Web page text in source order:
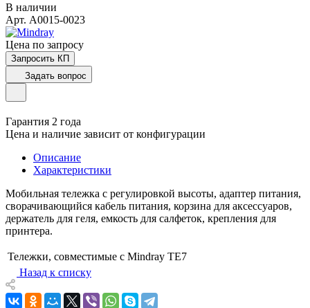
В наличии
Арт. A0015-0023
Цена по запросу
Запросить КП
Задать вопрос
Гарантия 2 года
Цена и наличие зависит от конфигурации
Описание
Характеристики
Мобильная тележка с регулировкой высоты, адаптер питания,
сворачивающийся кабель питания, корзина для аксессуаров,
держатель для геля, емкость для салфеток, крепления для
принтера.
Тележки, совместимые с Mindray TE7
Назад к списку